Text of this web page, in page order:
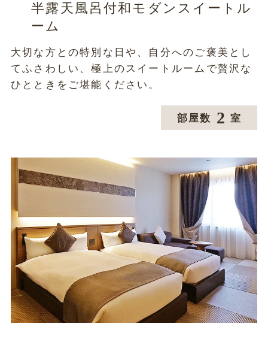
半露天風呂付和モダンスイートル
ーム
大切な方との特別な日や、自分へのご褒美とし
てふさわしい、極上のスイートルームで贅沢な
ひとときをご堪能ください。
部屋数 2 室